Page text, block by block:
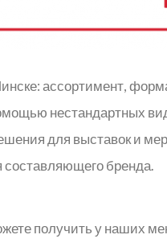
ассортимент,
нестандартных
для выставок и
составляющего бренда.
получить у наших